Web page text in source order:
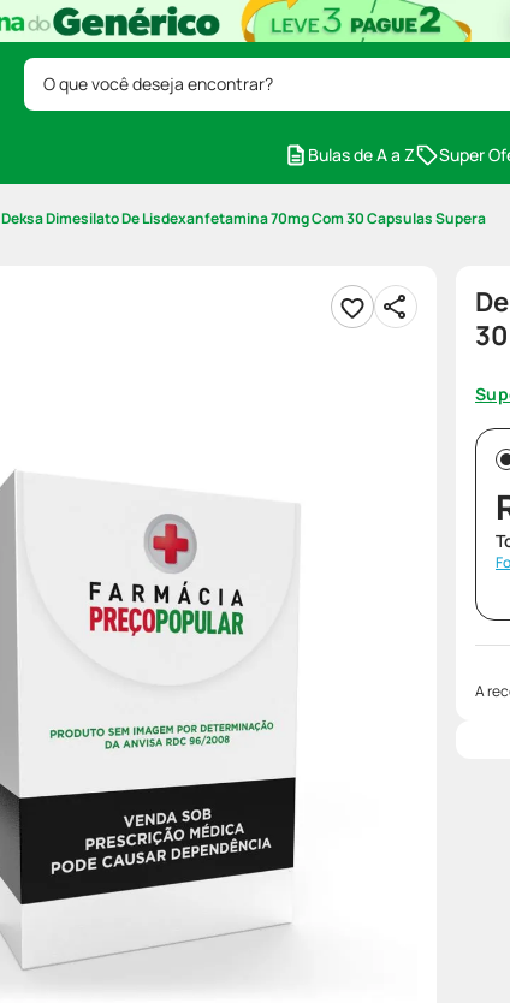
O que você deseja encontrar?
Bulas de A a Z Super
Deksa Dimesilato De Lisdexanfetamina 70mg Com 30 Capsulas Supera
A